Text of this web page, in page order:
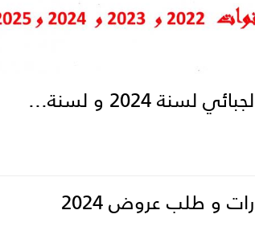
لسنة 2024 و لسنة...
و طلب عروض 2024